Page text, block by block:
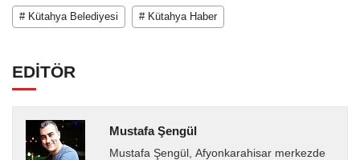
# Kütahya Belediyesi # Kütahya Haber
EDİTÖR
Mustafa Şengül
Mustafa Şengül, Afyonkarahisar merkezde